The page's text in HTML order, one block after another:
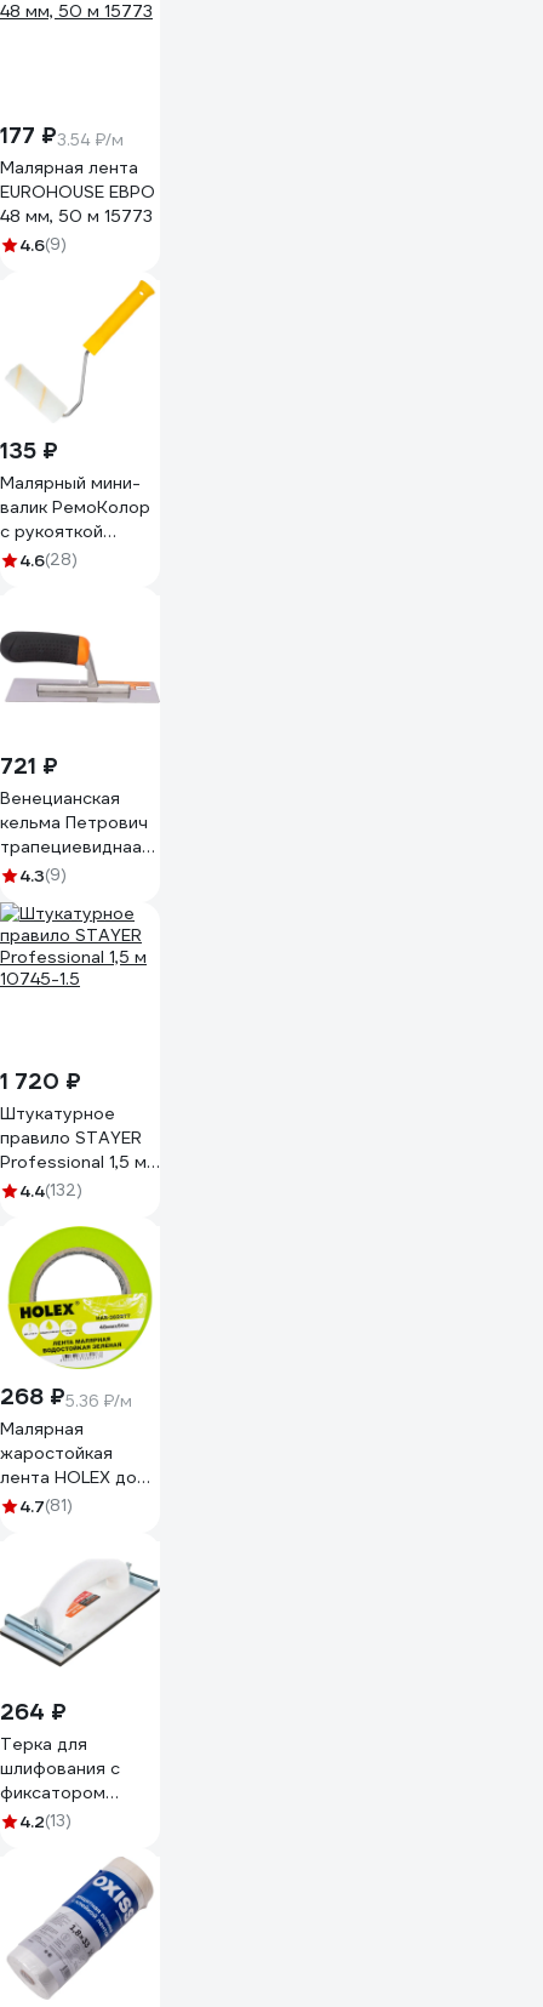
177 ₽3.54 ₽/м
Малярная лента
EUROHOUSE ЕВРО
48 мм, 50 м 15773
4.6(9)
135 ₽
Малярный мини-
валик РемоКолор
с рукояткой
Гирпан, ось 6мм,
4.6(28)
721 ₽
Венецианская
кельма Петрович
трапециевиднаая,
200x80x70мм,
сталь 4100014094
4.3(9)
1 720 ₽
Штукатурное
правило STAYER
Professional 1,5 м
10745-1.5
4.4(132)
268 ₽5.36 ₽/м
Малярная
жаростойкая
лента HOLEX до
100С, зеленая,
382277
4.7(81)
264 ₽
Терка для
шлифования с
фиксатором
STARTUL Master
ST1042-105
4.2(13)